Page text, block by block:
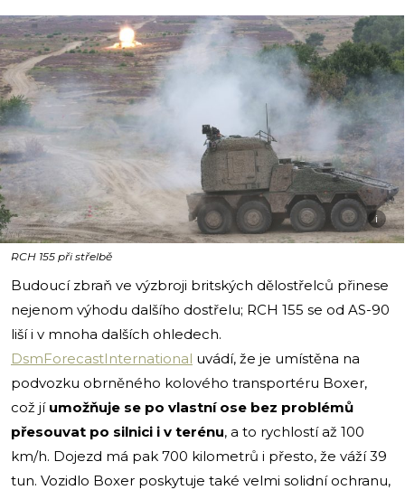
i
RCH 155 při střelbě
Budoucí zbraň ve výzbroji britských dělostřelců přinese
nejenom výhodu dalšího dostřelu; RCH 155 se od AS-90
liší i v mnoha dalších ohledech.
DsmForecastInternational uvádí, že je umístěna na
podvozku obrněného kolového transportéru Boxer,
což jí umožňuje se po vlastní ose bez problémů
přesouvat po silnici i v terénu, a to rychlostí až 100
km/h. Dojezd má pak 700 kilometrů i přesto, že váží 39
tun. Vozidlo Boxer poskytuje také velmi solidní ochranu,